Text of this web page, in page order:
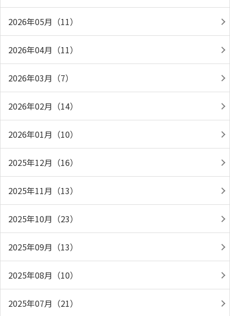
2026年05月（11）
2026年04月（11）
2026年03月（7）
2026年02月（14）
2026年01月（10）
2025年12月（16）
2025年11月（13）
2025年10月（23）
2025年09月（13）
2025年08月（10）
2025年07月（21）